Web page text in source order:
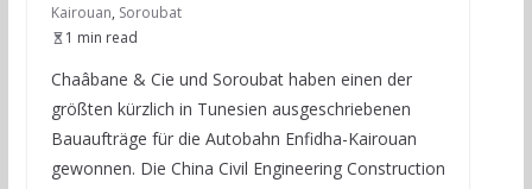
Kairouan, Soroubat
1 min read
Chaâbane & Cie und Soroubat haben einen der
größten kürzlich in Tunesien ausgeschriebenen
Bauaufträge für die Autobahn Enfidha-Kairouan
gewonnen. Die China Civil Engineering Construction